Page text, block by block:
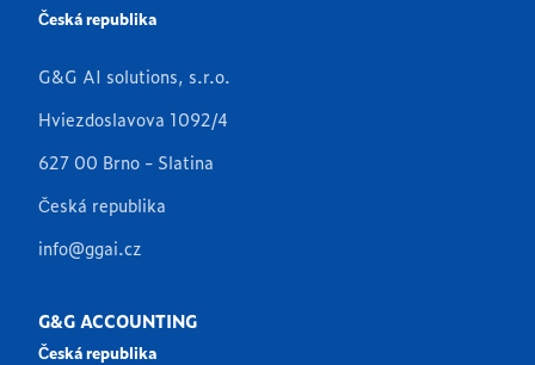
Česká republika
G&G AI solutions, s.r.o.
Hviezdoslavova 1092/4
627 00 Brno - Slatina
Česká republika
info@ggai.cz
G&G ACCOUNTING
Česká republika